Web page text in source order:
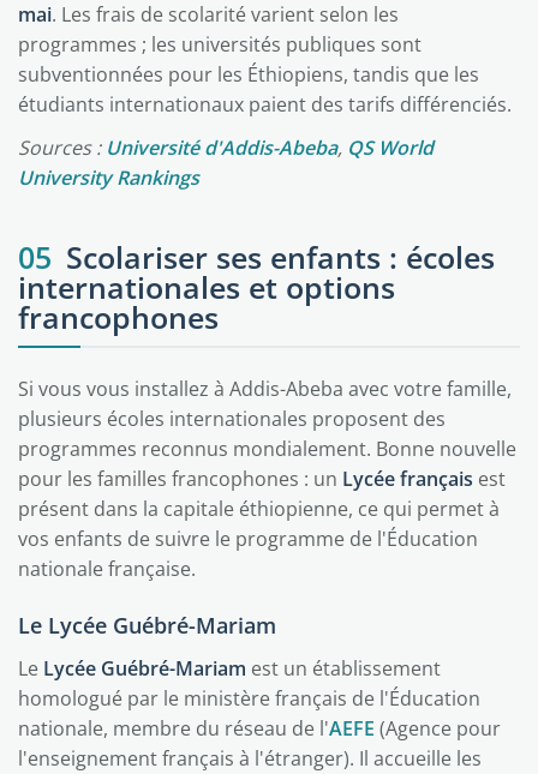
mai. Les frais de scolarité varient selon les
programmes ; les universités publiques sont
subventionnées pour les Éthiopiens, tandis que les
étudiants internationaux paient des tarifs différenciés.
Sources : Université d'Addis-Abeba, QS World
University Rankings
05 Scolariser ses enfants : écoles
internationales et options
francophones
Si vous vous installez à Addis-Abeba avec votre famille,
plusieurs écoles internationales proposent des
programmes reconnus mondialement. Bonne nouvelle
pour les familles francophones : un Lycée français est
présent dans la capitale éthiopienne, ce qui permet à
vos enfants de suivre le programme de l'Éducation
nationale française.
Le Lycée Guébré-Mariam
Le Lycée Guébré-Mariam est un établissement
homologué par le ministère français de l'Éducation
nationale, membre du réseau de l'AEFE (Agence pour
l'enseignement français à l'étranger). Il accueille les